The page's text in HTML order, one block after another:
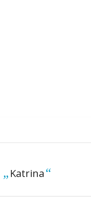
„Katrina“